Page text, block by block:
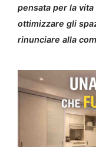
pensata per la
ottimizzare gli
rinunciare alla